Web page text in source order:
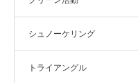
シュノーケリング
トライアングル